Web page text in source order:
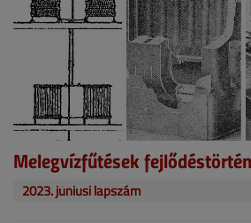
Melegvízfűtések
2023. júniusi lapszám